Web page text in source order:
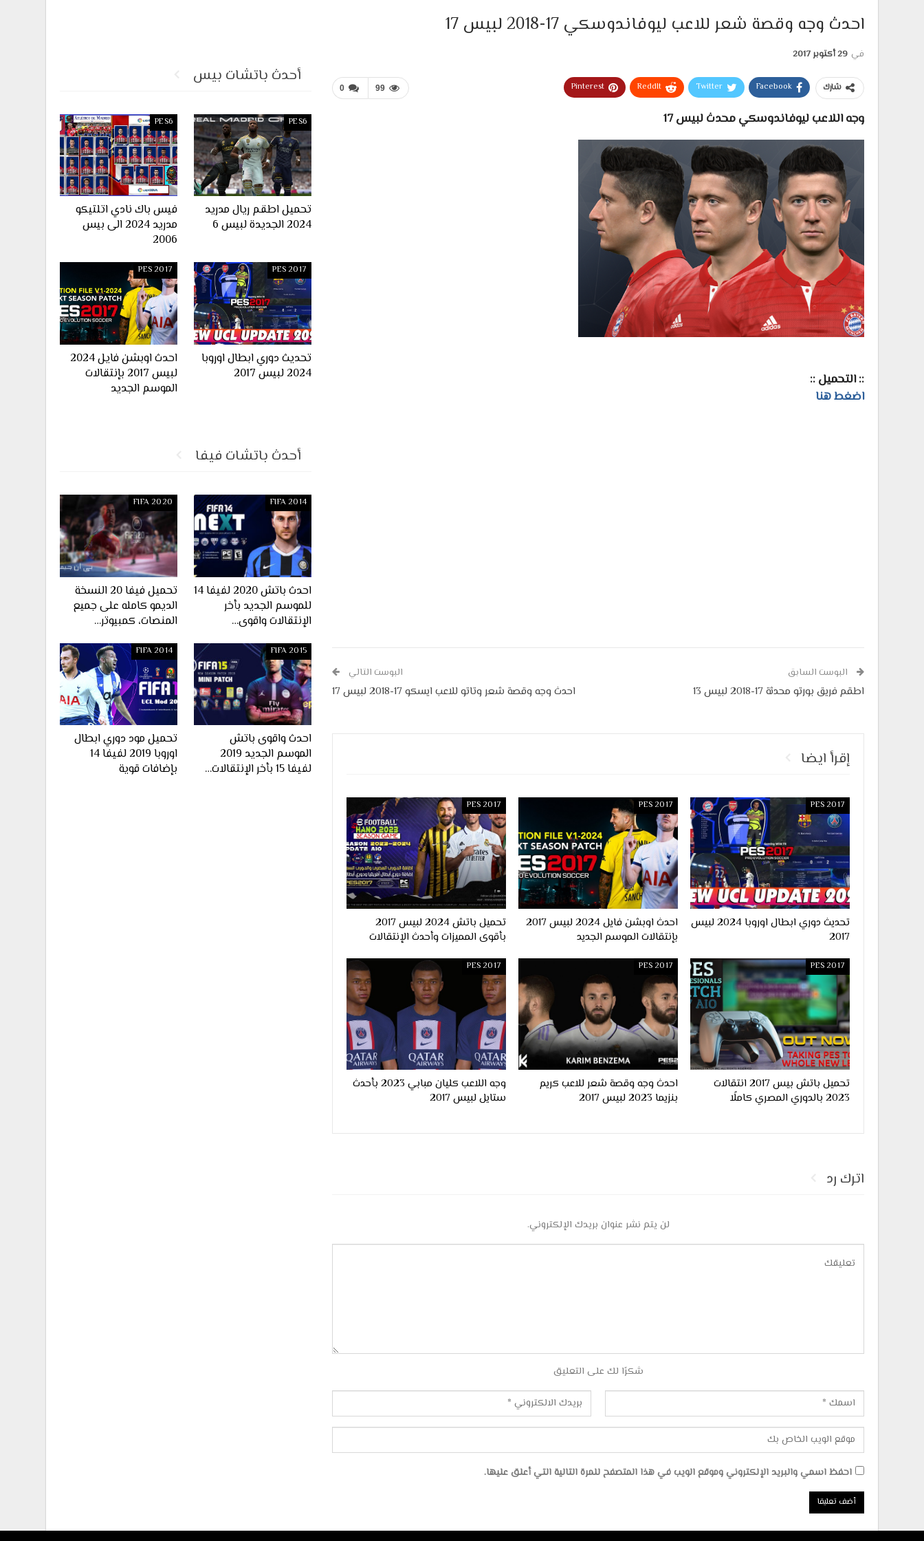
احدث وجه وقصة شعر للاعب ليوفاندوسكي 17-2018 لبيس 17
في 29 أكتوبر 2017
0 99 شارك Facebook
Twitter
ReddIt
Pinterest
وجه اللاعب ليوفاندوسكي محدث لبيس 17
:: التحميل ::
اضغط هنا
البوست السابق
اطقم فريق بورتو محدثة 17-2018 لبيس 13
البوست التالي
احدث وجه وقصة شعر وتاتو للاعب ايسكو 17-2018 لبيس 17
إقرأ ايضا
PES 2017
تحديث دوري ابطال اوروبا 2024 لبيس
2017
PES 2017
احدث اوبشن فايل 2024 لبيس 2017
بإنتقالات الموسم الجديد
PES 2017
تحميل باتش 2024 لبيس 2017
بأقوى المميزات وأحدث الإنتقالات
PES 2017
تحميل باتش بيس 2017 انتقالات
2023 بالدوري المصري كاملًا
PES 2017
احدث وجه وقصة شعر للاعب كريم
بنزيما 2023 لبيس 2017
PES 2017
وجه اللاعب كليان مبابي 2023 بأحدث
ستايل لبيس 2017
اترك رد
لن يتم نشر عنوان بريدك الإلكتروني.
شكرًا لك على التعليق
احفظ اسمي والبريد الإلكتروني وموقع الويب في هذا المتصفح للمرة التالية التي أعلق عليها.
أحدث باتشات بيس
PES6
تحميل اطقم ريال مدريد
2024 الجديدة لبيس 6
PES6
فيس باك نادي اتلتيكو
مدريد 2024 الى بيس
2006
PES 2017
تحديث دوري ابطال اوروبا
2024 لبيس 2017
PES 2017
احدث اوبشن فايل 2024
لبيس 2017 بإنتقالات
الموسم الجديد
أحدث باتشات فيفا
FIFA 2014
احدث باتش 2020 لفيفا 14
للموسم الجديد بأخر
الإنتقالات واقوى…
FIFA 2020
تحميل فيفا 20 النسخة
الديمو كامله على جميع
المنصات، كمبيوتر…
FIFA 2015
احدث واقوى باتش
الموسم الجديد 2019
لفيفا 15 بأخر الإنتقالات…
FIFA 2014
تحميل مود دوري ابطال
اوروبا 2019 لفيفا 14
بإضافات قوية